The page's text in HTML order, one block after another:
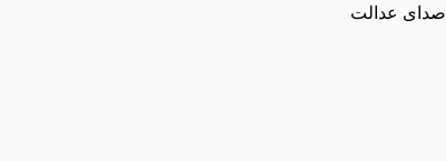
صدای عدالت